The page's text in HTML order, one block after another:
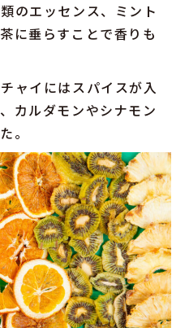
のエッセンス、ミント
に垂らすことで香りも
ャイにはスパイスが入
カルダモンやシナモン
。